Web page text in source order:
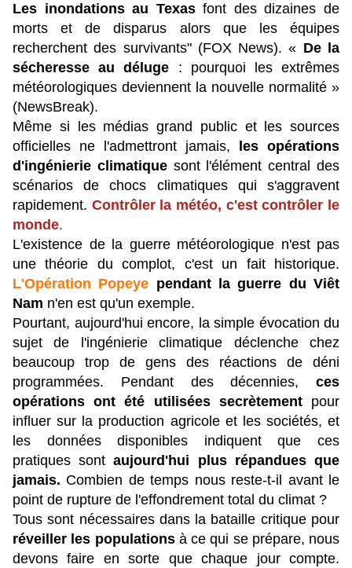
Les inondations au Texasfont des dizaines de
morts et de disparus alors que les équipes
recherchent des survivants" (FOX News). « De la
sécheresse au déluge : pourquoi les extrêmes
météorologiques deviennent la nouvelle normalité »
(NewsBreak).
Même si les médias grand public et les sources
officielles ne l'admettront jamais, les opérations
d'ingénierie climatiquesont l'élément central des
scénarios de chocs climatiques qui s'aggravent
rapidement. Contrôler la météo, c'est contrôler le
monde.
L'existence de la guerre météorologique n'est pas
une théorie du complot, c'est un fait historique.
L'Opération Popeye pendant la guerre du Viêt
Nam n'en est qu'un exemple.
Pourtant, aujourd'hui encore, la simple évocation du
sujet de l'ingénierie climatique déclenche chez
beaucoup trop de gens des réactions de déni
programmées. Pendant des décennies, ces
opérations ont été utilisées secrètementpour
influer sur la production agricole et les sociétés, et
les données disponibles indiquent que ces
pratiques sontaujourd'hui plus répandues que
jamais. Combien de temps nous reste-t-il avant le
point de rupture de l'effondrement total du climat ?
Tous sont nécessaires dans la bataille critique pour
réveiller les populationsà ce qui se prépare, nous
devons faire en sorte que chaque jour compte.